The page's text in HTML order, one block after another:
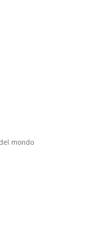
mondo